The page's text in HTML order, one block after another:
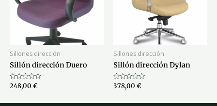
Sillones dirección
Sillón dirección Duero
Valorado
de
248,00 €
Sillones dirección
Sillón dirección Dylan
Valorado
con
de
378,00 €